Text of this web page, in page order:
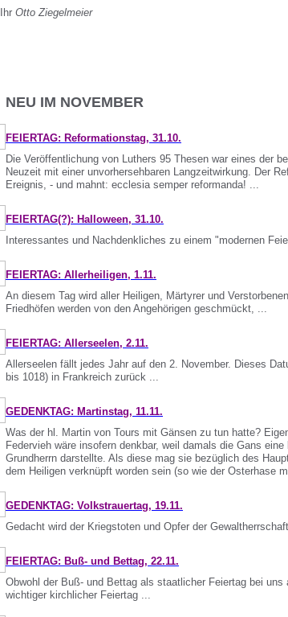
Ihr Otto Ziegelmeier
NEU IM NOVEMBER
FEIERTAG: Reformationstag, 31.10.
Die Veröffentlichung von Luthers 95 Thesen war eines der
Neuzeit mit einer unvorhersehbaren Langzeitwirkung. Der
Ereignis, - und mahnt: ecclesia semper reformanda! ...
FEIERTAG(?): Halloween, 31.10.
Interessantes und Nachdenkliches zu einem "modernen
FEIERTAG: Allerheiligen, 1.11.
An diesem Tag wird aller Heiligen, Märtyrer und
Friedhöfen werden von den Angehörigen geschmückt, ...
FEIERTAG: Allerseelen, 2.11.
Allerseelen fällt jedes Jahr auf den 2. November. Dieses
bis 1018) in Frankreich zurück ...
GEDENKTAG: Martinstag, 11.11.
Was der hl. Martin von Tours mit Gänsen zu tun hatte?
Federvieh wäre insofern denkbar, weil damals die Gans
Grundherrn darstellte. Als diese mag sie bezüglich des
dem Heiligen verknüpft worden sein (so wie der Osterhase
GEDENKTAG: Volkstrauertag, 19.11.
Gedacht wird der Kriegstoten und Opfer der
FEIERTAG: Buß- und Bettag, 22.11.
Obwohl der Buß- und Bettag als staatlicher Feiertag bei
wichtiger kirchlicher Feiertag ...